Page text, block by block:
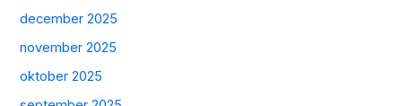
december 2025
november 2025
oktober 2025